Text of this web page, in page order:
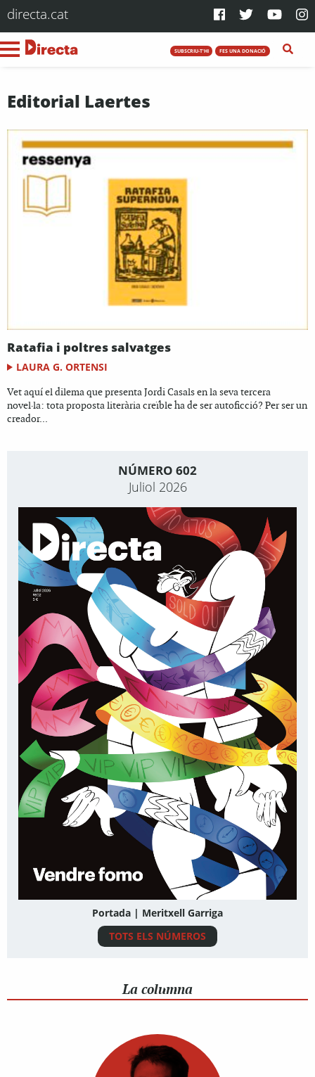
directa.cat
SUBSCRIU-T'HI FES UNA DONACIÓ
Editorial Laertes
Ratafia i poltres salvatges
LAURA G. ORTENSI
Vet aquí el dilema que presenta Jordi Casals en la seva tercera
novel·la: tota proposta literària creïble ha de ser autoficció? Per ser un
creador...
NÚMERO 602
Juliol 2026
Portada | Meritxell Garriga
TOTS ELS NÚMEROS
La columna